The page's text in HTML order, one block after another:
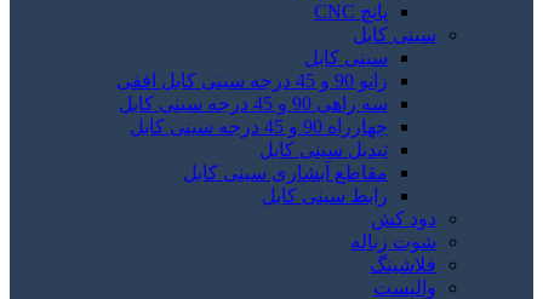
پانچ CNC
سینی کابل
سینی کابل
زانو 90 و 45 درجه سینی کابل افقی
سه راهی 90 و 45 درجه سینی کابل
چهارراه 90 و 45 درجه سینی کابل
تبدیل سینی کابل
مقاطع آبشاری سینی کابل
رابط سینی کابل
دود کش
شوت زباله
فلاشینگ
والپست